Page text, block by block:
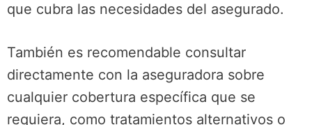
que cubra las necesidades del asegurado.
También es recomendable consultar
directamente con la aseguradora sobre
cualquier cobertura específica que se
requiera, como tratamientos alternativos o